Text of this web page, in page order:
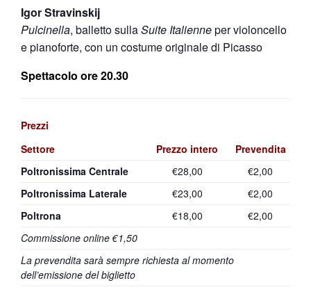
Igor Stravinskij
Pulcinella, balletto sullaSuite Italienneper violoncello
e pianoforte, con un costume originale di Picasso
Spettacolo ore 20.30
Prezzi
Settore
Prezzo intero Prevendita
Commissione online €1,50
La prevendita sarà sempre richiesta al momento
dell’emissione del biglietto
Poltronissima Centrale €28,00
€2,00
Poltronissima Laterale
€23,00
€2,00
Poltrona
€18,00 €2,00